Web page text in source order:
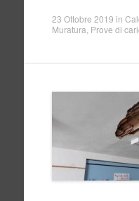
23 Ottobre 2019 in
Muratura Prove di